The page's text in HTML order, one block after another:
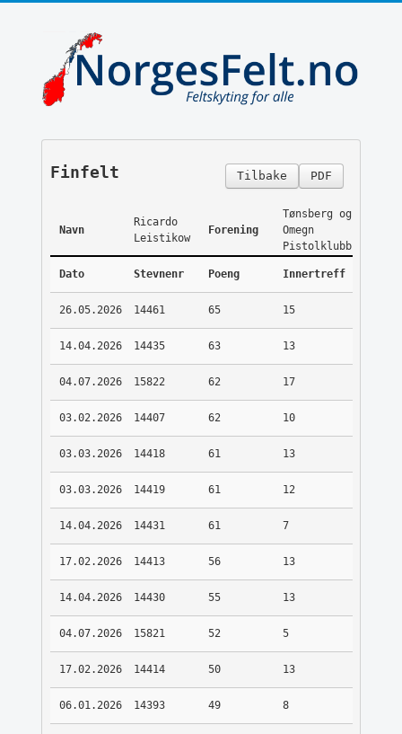
PDF
Tilbake
Finfelt
Navn
Ricardo
Leistikow
Forening
Tønsberg og
Omegn
Pistolklubb
Dato Stevnenr Poeng Innertreff
26.05.2026 14461 65 15
14.04.2026 14435 63 13
04.07.2026 15822 62 17
03.02.2026 14407 62 10
03.03.2026 14418 61 13
03.03.2026 14419 61 12
14.04.2026 14431 61 7
17.02.2026 14413 56 13
14.04.2026 14430 55 13
04.07.2026 15821 52 5
17.02.2026 14414 50 13
06.01.2026 14393 49 8